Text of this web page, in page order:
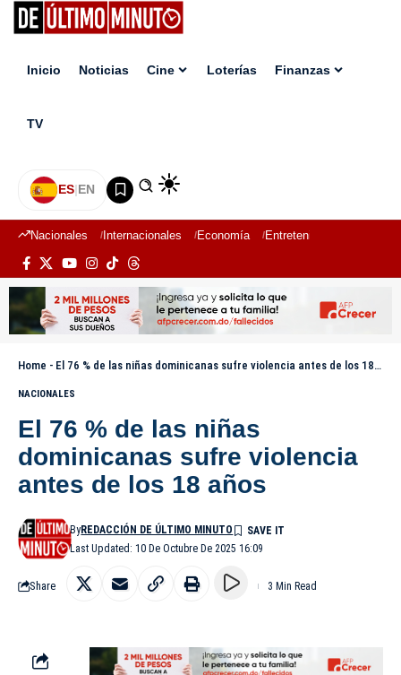
Inicio Noticias Cine Loterías Finanzas
TV
ES|EN
Nacionales Internacionales Economía Entretenimiento
Home - El 76 % de las niñas dominicanas sufre violencia antes de los 18 años
NACIONALES
El 76 % de las niñas
dominicanas sufre violencia
antes de los 18 años
Last Updated: 10 De Octubre De 2025 16:09
ByREDACCIÓN DE ÚLTIMO MINUTO
Share 3 Min Read